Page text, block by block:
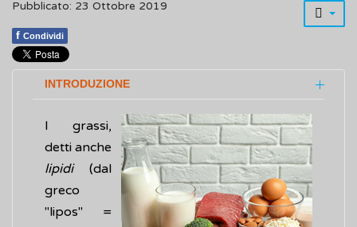
Pubblicato: 23 Ottobre 2019
f Condividi
INTRODUZIONE
I grassi,
detti anche
lipidi(dal
greco
"lipos" =